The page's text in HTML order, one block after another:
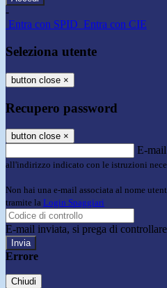
-
Entra con SPID Entra con CIE
Seleziona utente
button close ×
Recupero password
button close ×
E-mail
all'indirizzo indicato con le istruzioni
Non hai una e-mail associata al nome
tramite la Login Spaggiari
E-mail inviata, si prega di
Errore
Chiudi